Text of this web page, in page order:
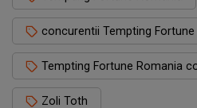
concurentii Tempting Fortune
Tempting Fortune Romania
Zoli Toth